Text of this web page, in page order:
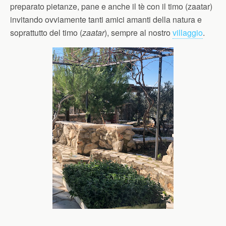
preparato pietanze, pane e anche il tè con il timo (zaatar)
invitando ovviamente tanti amici amanti della natura e
soprattutto del timo (zaatar), sempre al nostro villaggio.